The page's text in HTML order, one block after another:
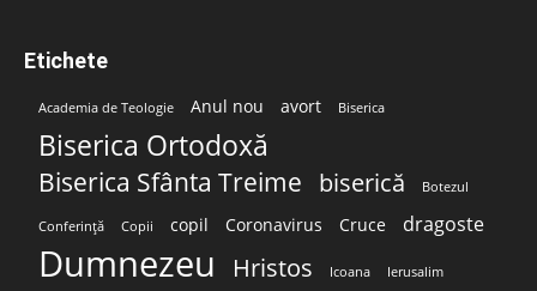
Etichete
Academia de Teologie Anul nou avort Biserica
Biserica Ortodoxă
Biserica Sfânta Treime biserică Botezul
Conferință Copii copil Coronavirus Cruce dragoste
Dumnezeu Hristos Icoana Ierusalim